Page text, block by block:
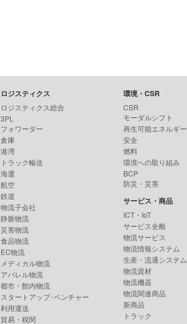
ロジスティクス
ロジスティクス総合
3PL
フォワーダー
倉庫
港湾
トラック輸送
海運
航空
鉄道
物流子会社
静脈物流
災害物流
食品物流
EC物流
メディカル物流
アパレル物流
都市・館内物流
スタートアップ･ベンチャー
利用運送
貿易・税関
環境・CSR
CSR
モーダルシフト
再生可能エネルギー
安全
燃料
環境への取り組み
BCP
防災・災害
サービス・商品
ICT・IoT
サービス全般
物流サービス
物流情報システム
生産・流通システム
物流資材
物流機器
物流関連商品
新商品
トラック